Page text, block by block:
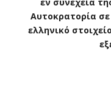
Αυτοκρατορία
ελληνικό